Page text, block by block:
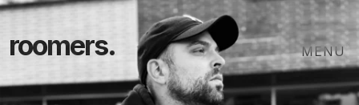
roomers.